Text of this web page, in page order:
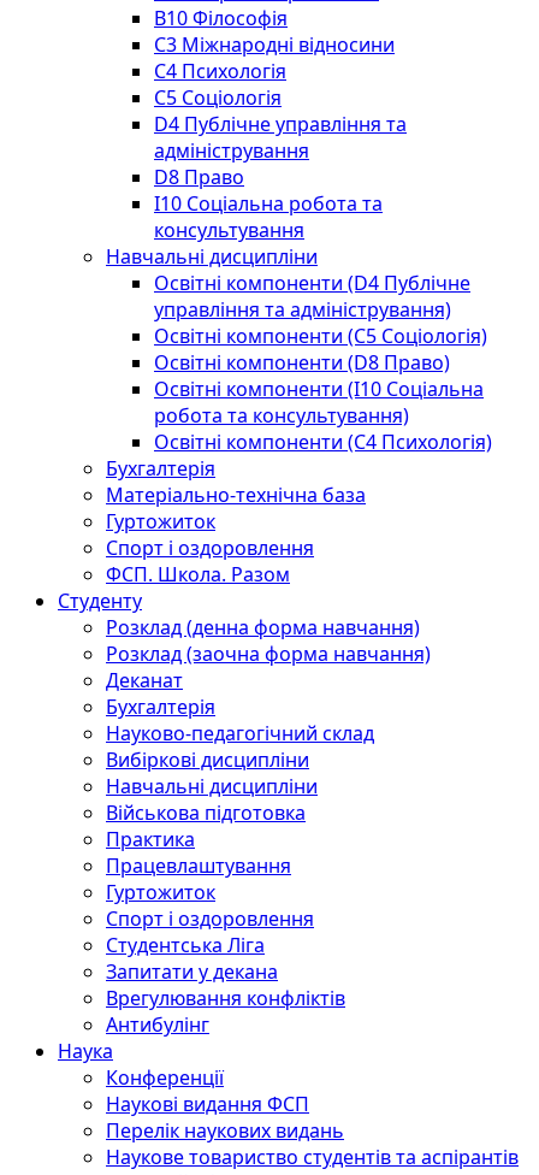
B10 Філософія
C3 Міжнародні відносини
C4 Психологія
С5 Соціологія
D4 Публічне управління та
адміністрування
D8 Право
I10 Соціальна робота та
консультування
Навчальні дисципліни
Освітні компоненти (D4 Публічне
управління та адміністрування)
Освітні компоненти (С5 Соціологія)
Освітні компоненти (D8 Право)
Освітні компоненти (I10 Соціальна
робота та консультування)
Освітні компоненти (С4 Психологія)
Бухгалтерія
Матеріально-технічна база
Гуртожиток
Спорт і оздоровлення
ФСП. Школа. Разом
Студенту
Розклад (денна форма навчання)
Розклад (заочна форма навчання)
Деканат
Бухгалтерія
Науково-педагогічний склад
Вибіркові дисципліни
Навчальні дисципліни
Військова підготовка
Практика
Працевлаштування
Гуртожиток
Спорт і оздоровлення
Студентська Ліга
Запитати у декана
Врегулювання конфліктів
Антибулінг
Наука
Конференції
Наукові видання ФСП
Перелік наукових видань
Наукове товариство студентів та аспірантів